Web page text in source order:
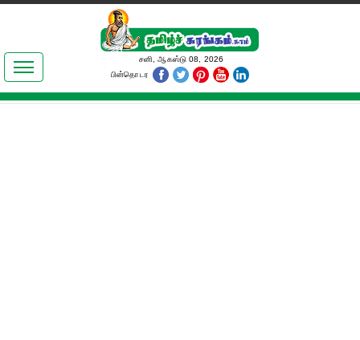
இலக்கியங்கள்
தமிழ் உலகம்
சனி, ஆகஸ்டு 08, 2026
பின்தொடர